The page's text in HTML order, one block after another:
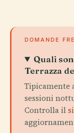
DOMANDE
Quali
Terrazza
Tipicamente
sessioni
Controlla il